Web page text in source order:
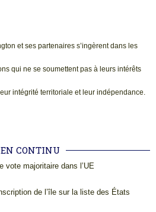
et ses partenaires s’ingèrent dans les
qui ne se soumettent pas à leurs intérêts
intégrité territoriale et leur indépendance.
EN CONTINU
vote majoritaire dans l’UE
de l’île sur la liste des États